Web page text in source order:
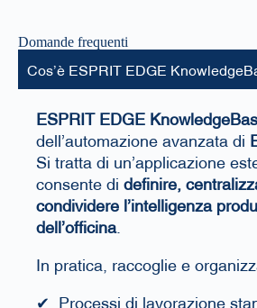
Domande frequenti
Cos’è ESPRIT EDGE
ESPRIT EDGE
dell’automazione avanzata di
Si tratta di un’applicazione
consente di definire,
condividere l’intelligenza
dell’officina
In pratica, raccoglie e
✔ Processi di lavorazione